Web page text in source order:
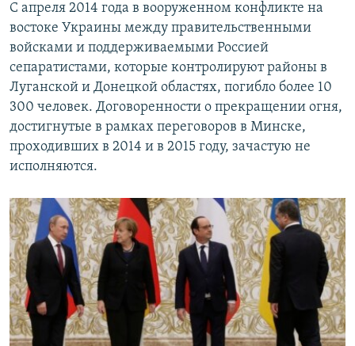
С апреля 2014 года в вооруженном конфликте на
востоке Украины между правительственными
войсками и поддерживаемыми Россией
сепаратистами, которые контролируют районы в
Луганской и Донецкой областях, погибло более 10
300 человек. Договоренности о прекращении огня,
достигнутые в рамках переговоров в Минске,
проходивших в 2014 и в 2015 году, зачастую не
исполняются.